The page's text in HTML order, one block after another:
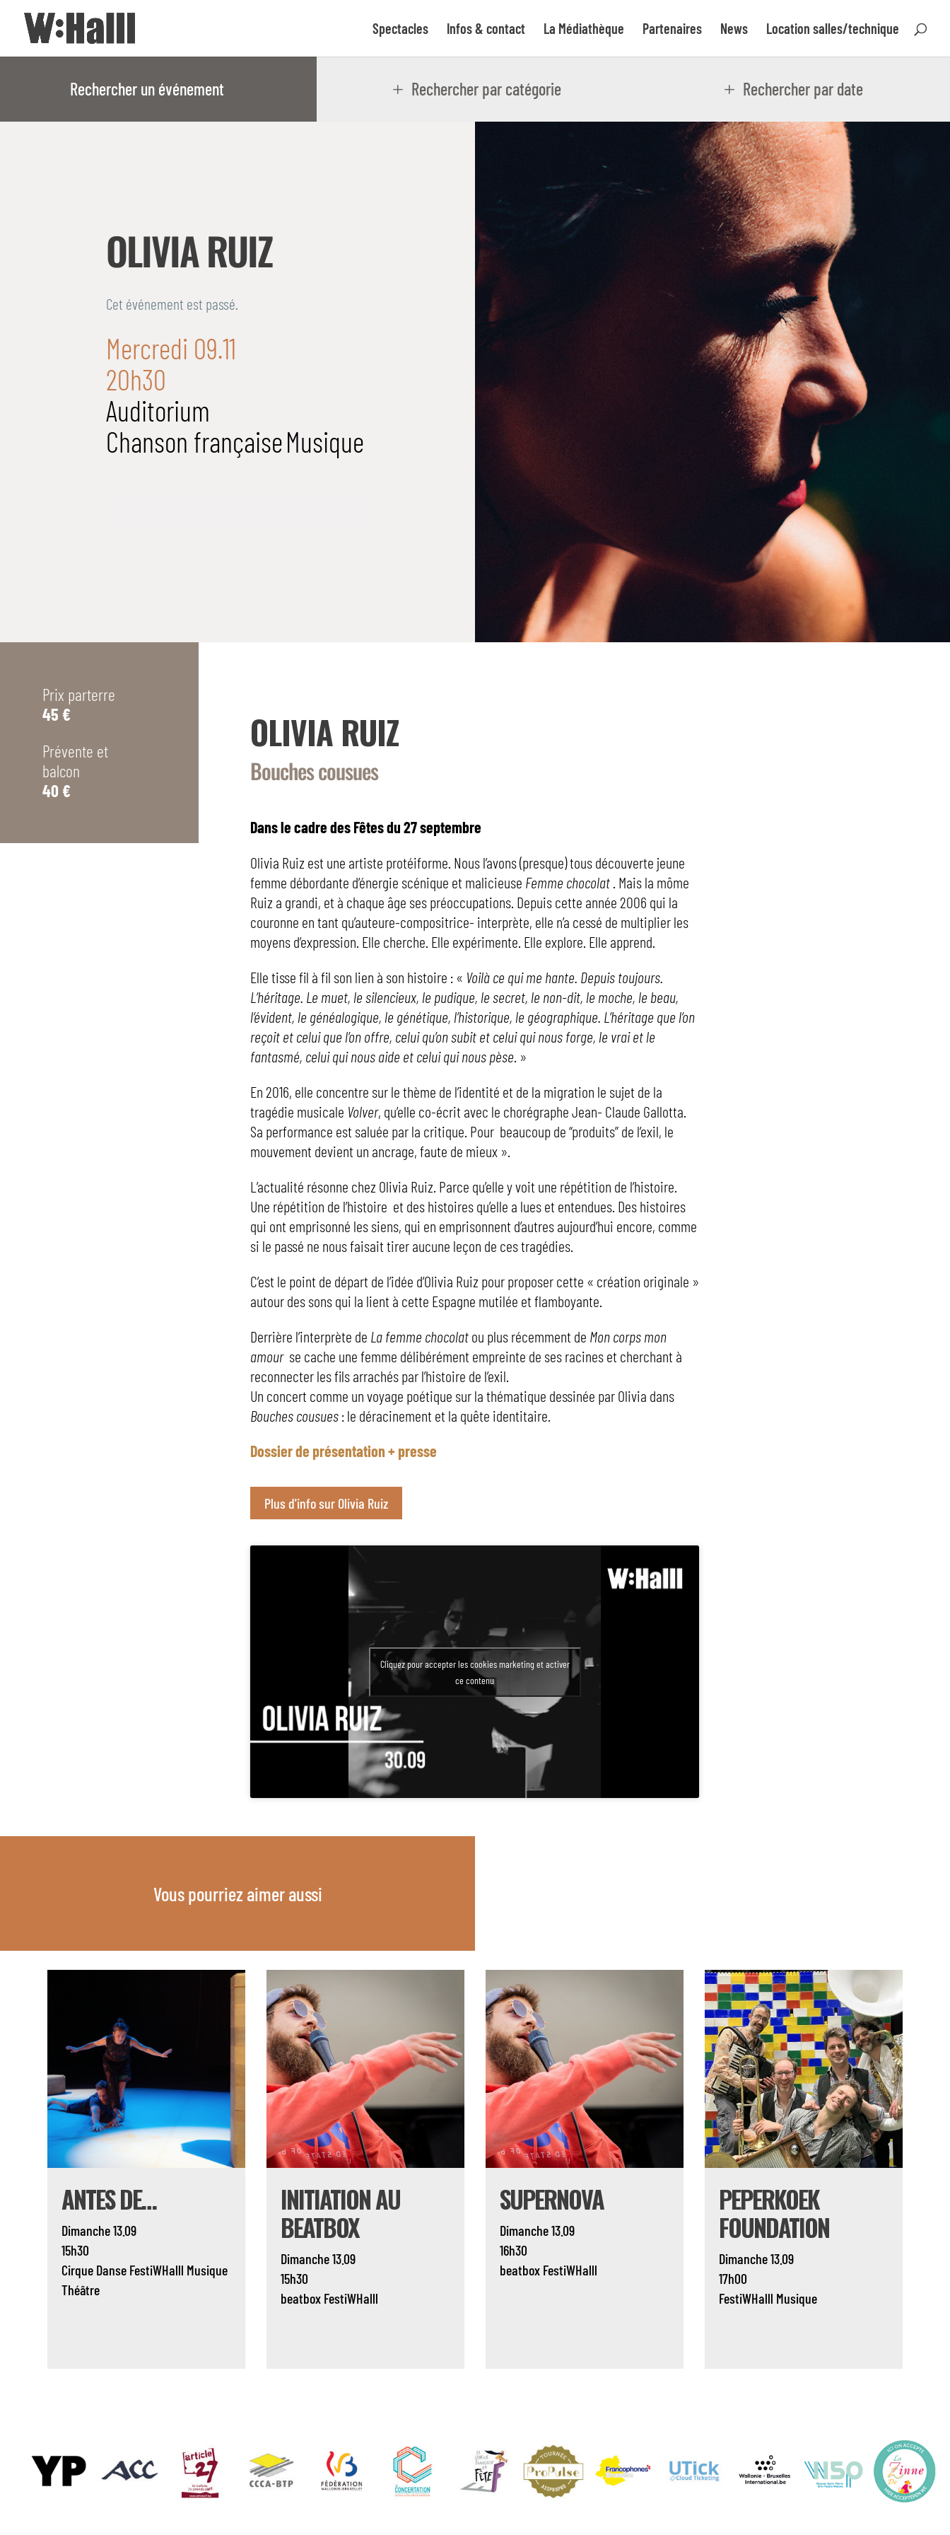
Spectacles Infos & contact La Médiathèque Partenaires News Location salles/technique
Rechercher un événement Rechercher par catégorie Rechercher par date
OLIVIA RUIZ
Cet événement est passé.
Mercredi 09.11
20h30
Auditorium
Chanson françaiseMusique
Prix parterre
45 €
Prévente et
balcon
40 €
OLIVIA RUIZ
Bouches cousues
Dans le cadre des Fêtes du 27 septembre
Olivia Ruiz est une artiste protéiforme. Nous l’avons (presque) tous découverte jeune
femme débordante d’énergie scénique et malicieuse Femme chocolat . Mais la môme
Ruiz a grandi, et à chaque âge ses préoccupations. Depuis cette année 2006 qui la
couronne en tant qu’auteure-compositrice- interprète, elle n’a cessé de multiplier les
moyens d’expression. Elle cherche. Elle expérimente. Elle explore. Elle apprend.
Elle tisse fil à fil son lien à son histoire : « Voilà ce qui me hante. Depuis toujours.
L’héritage. Le muet, le silencieux, le pudique, le secret, le non-dit, le moche, le beau,
l’évident, le généalogique, le génétique, l’historique, le géographique. L’héritage que l’on
reçoit et celui que l’on offre, celui qu’on subit et celui qui nous forge, le vrai et le
fantasmé, celui qui nous aide et celui qui nous pèse . »
En 2016, elle concentre sur le thème de l’identité et de la migration le sujet de la
tragédie musicale Volver, qu’elle co-écrit avec le chorégraphe Jean- Claude Gallotta.
Sa performance est saluée par la critique. Pour beaucoup de “produits” de l’exil, le
mouvement devient un ancrage, faute de mieux ».
L’actualité résonne chez Olivia Ruiz. Parce qu’elle y voit une répétition de l’histoire.
Une répétition de l’histoire et des histoires qu’elle a lues et entendues. Des histoires
qui ont emprisonné les siens, qui en emprisonnent d’autres aujourd’hui encore, comme
si le passé ne nous faisait tirer aucune leçon de ces tragédies.
C’est le point de départ de l’idée d’Olivia Ruiz pour proposer cette « création originale »
autour des sons qui la lient à cette Espagne mutilée et flamboyante.
Derrière l’interprète de La femme chocolatou plus récemment de Mon corps mon
amourse cache une femme délibérément empreinte de ses racines et cherchant à
reconnecter les fils arrachés par l’histoire de l’exil.
Un concert comme un voyage poétique sur la thématique dessinée par Olivia dans
Bouches cousues: le déracinement et la quête identitaire.
Dossier de présentation + presse
Plus d'info sur Olivia Ruiz
Cliquez pour accepter les cookies marketing et activer
ce contenu
Vous pourriez aimer aussi
ANTES DE…
Dimanche 13.09
15h30
Cirque Danse FestiWHalll Musique
Théâtre
INITIATION AU
BEATBOX
Dimanche 13.09
15h30
beatbox FestiWHalll
SUPERNOVA
Dimanche 13.09
16h30
beatbox FestiWHalll
PEPERKOEK
FOUNDATION
Dimanche 13.09
17h00
FestiWHalll Musique